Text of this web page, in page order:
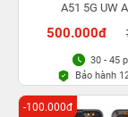
A51 5G UW
500.000đ
30 - 45
Bảo hành
-100.000đ